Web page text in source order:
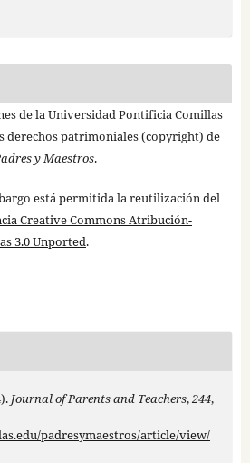
de la Universidad Pontificia Comillas
derechos patrimoniales (copyright) de
y Maestros.
está permitida la reutilización del
Creative Commons Atribución-
3.0 Unported.
Journal of Parents and Teachers,244,
padresymaestros/article/view/